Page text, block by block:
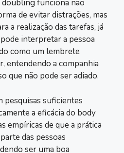
doubling funciona não
de evitar distrações, mas
a realização das tarefas, já
interpretar a pessoa
como um lembrete
entendendo a companhia
que não pode ser adiado.
pesquisas suficientes
a eficácia do body
empíricas de que a prática
das pessoas
ser uma boa